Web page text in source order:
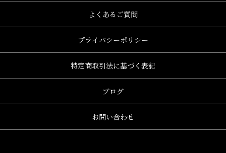
よくあるご質問
プライバシーポリシー
特定商取引法に基づく表記
ブログ
お問い合わせ